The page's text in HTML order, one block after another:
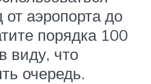
от аэропорта до
порядка 100
виду, что
очередь.